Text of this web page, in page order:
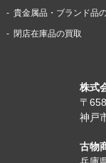
株式
〒
神戸
古物
貴金属品・ブランド品
閉店在庫品の買取